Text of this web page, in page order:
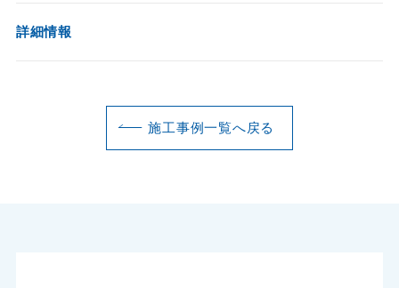
詳細情報
施工事例一覧へ戻る